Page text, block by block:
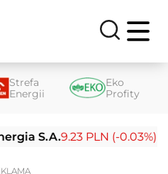
Strefa
Energii
Eko
Profity
S.A.9.23 PLN (-0.03%)